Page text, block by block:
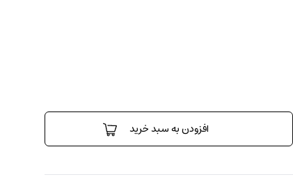
افزودن به سبد خرید